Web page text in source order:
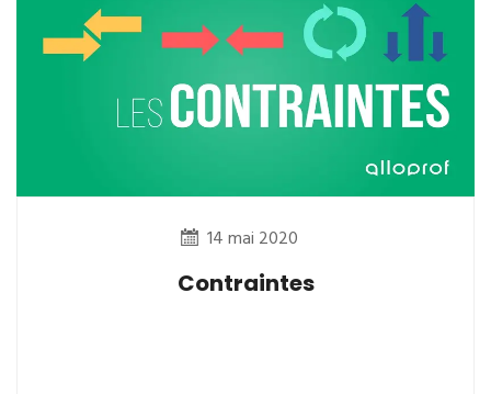
14 mai 2020
Contraintes